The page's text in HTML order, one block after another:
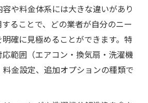
や料金体系には大きな違いがあり
ることで、どの業者が自分のニー
確に見極めることができます。特
範囲（エアコン・換気扇・洗濯機
金設定、追加オプションの種類で